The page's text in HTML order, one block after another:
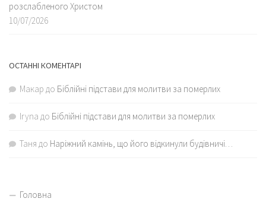
розслабленого Христом
10/07/2026
ОСТАННІ КОМЕНТАРІ
Макар до Біблійні підстави для молитви за померлих
Iryna до Біблійні підстави для молитви за померлих
Таня до Наріжний камінь, що його відкинули будівничі…
Головна